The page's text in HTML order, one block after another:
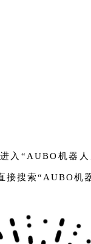
入“AUBO机器
接搜索“AUBO机